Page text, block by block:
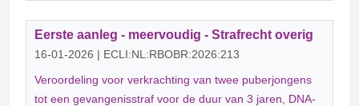
Eerste aanleg - meervoudig - Strafrecht overig
16-01-2026 | ECLI:NL:RBOBR:2026:213
Veroordeling voor verkrachting van twee puberjongens
tot een gevangenisstraf voor de duur van 3 jaren, DNA-